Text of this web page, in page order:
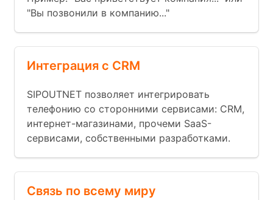
"Вы позвонили в компанию..."
Интеграция с CRM
SIPOUTNET позволяет интегрировать
телефонию со сторонними сервисами: CRM,
интернет-магазинами, прочеми SaaS-
сервисами, собственными разработками.
Связь по всему миру